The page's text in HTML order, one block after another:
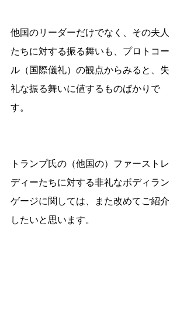
他国のリーダーだけでなく、その夫人
たちに対する振る舞いも、プロトコー
ル（国際儀礼）の観点からみると、失
礼な振る舞いに値するものばかりで
す。
トランプ氏の（他国の）ファーストレ
ディーたちに対する非礼なボディラン
ゲージに関しては、また改めてご紹介
したいと思います。